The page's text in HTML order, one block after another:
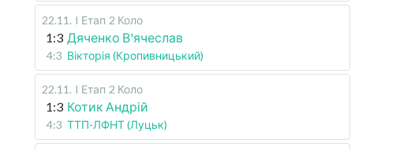
22.11 . I Етап 2 Коло
1:3 Дяченко В'ячеслав
4:3 Вікторія (Кропивницький)
22.11 . I Етап 2 Коло
1:3 Котик Андрій
4:3 ТТП-ЛФНТ (Луцьк)